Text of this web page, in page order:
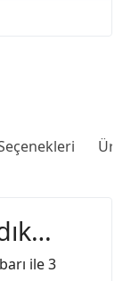
ile 3